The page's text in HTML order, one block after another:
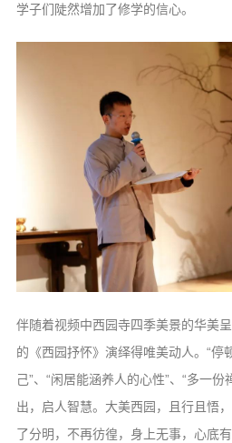
学子们陡然增加了修学的信心。
伴随着视频中西园寺四季美景的华美
的《西园抒怀》演绎得唯美动人。“停
己”、“闲居能涵养人的心性”、“多一
出，启人智慧。大美西园，且行且悟
了分明，不再彷徨，身上无事，心底有